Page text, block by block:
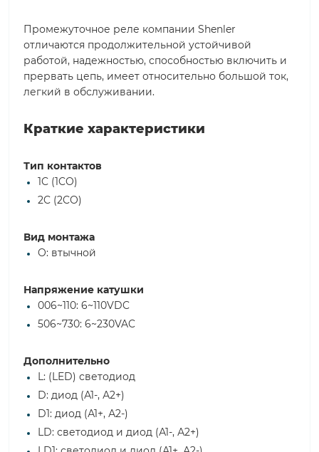
Промежуточное реле компании Shenler
отличаются продолжительной устойчивой
работой, надежностью, способностью включить и
прервать цепь, имеет относительно большой ток,
легкий в обслуживании.
Краткие характеристики
Тип контактов
1C (1CO)
2C (2CO)
Вид монтажа
O: втычной
Напряжение катушки
006~110: 6~110VDC
506~730: 6~230VAC
Дополнительно
L: (LED) светодиод
D: диод (А1-, А2+)
D1: диод (А1+, А2-)
LD: светодиод и диод (А1-, А2+)